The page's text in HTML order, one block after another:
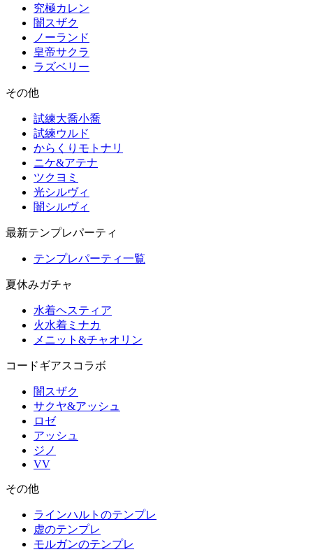
究極カレン
闇スザク
ノーランド
皇帝サクラ
ラズベリー
その他
試練大喬小喬
試練ウルド
からくりモトナリ
ニケ&アテナ
ツクヨミ
光シルヴィ
闇シルヴィ
最新テンプレパーティ
テンプレパーティ一覧
夏休みガチャ
水着ヘスティア
火水着ミナカ
メニット&チャオリン
コードギアスコラボ
闇スザク
サクヤ&アッシュ
ロゼ
アッシュ
ジノ
VV
その他
ラインハルトのテンプレ
虚のテンプレ
モルガンのテンプレ